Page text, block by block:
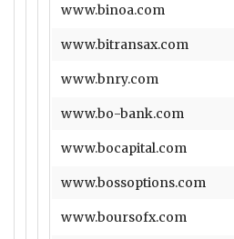
www.binoa.com
www.bitransax.com
www.bnry.com
www.bo-bank.com
www.bocapital.com
www.bossoptions.com
www.boursofx.com